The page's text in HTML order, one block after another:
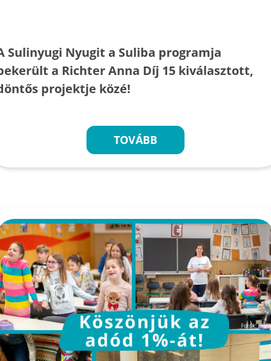
Sulinyugi Nyugit a Suliba programja
a Richter Anna Díj 15 kiválasztott,
projektje közé!
TOVÁBB